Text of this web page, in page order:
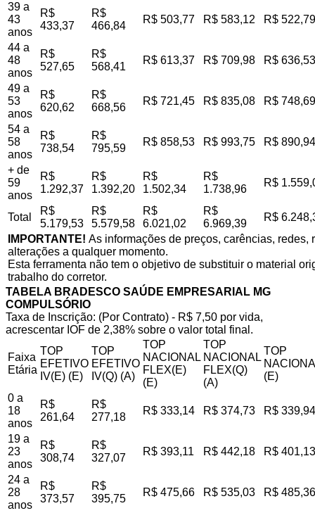
39 a
43
anos
R$
433,37
R$
466,84
R$ 503,77 R$ 583,12 R$ 522,79
44 a
48
anos
R$
527,65
R$
568,41
R$ 613,37 R$ 709,98 R$ 636,53
49 a
53
anos
R$
620,62
R$
668,56
R$ 721,45 R$ 835,08 R$ 748,69
54 a
58
anos
R$
738,54
R$
795,59
R$ 858,53 R$ 993,75 R$ 890,94
+ de
59
anos
R$
1.292,37
R$
1.392,20
R$
1.502,34
R$
1.738,96
R$
Total
R$
5.179,53
R$
5.579,58
R$
6.021,02
R$
6.969,39
R$
IMPORTANTE! As informações de preços, carências,
alterações a qualquer momento.
Esta ferramenta não tem o objetivo de substituir o material
trabalho do corretor.
TABELA BRADESCO SAÚDE EMPRESARIAL MG
COMPULSÓRIO
Taxa de Inscrição: (Por Contrato) - R$ 7,50 por vida,
acrescentar IOF de 2,38% sobre o valor total final.
Faixa
Etária
TOP
EFETIVO
IV(E) (E)
TOP
EFETIVO
IV(Q) (A)
TOP
NACIONAL
FLEX(E)
(E)
TOP
NACIONAL
FLEX(Q)
(A)
TOP
(E)
0 a
18
anos
R$
261,64
R$
277,18
R$ 333,14 R$ 374,73 R$ 339,94
19 a
23
anos
R$
308,74
R$
327,07
R$ 393,11 R$ 442,18 R$ 401,13
24 a
28
anos
R$
373,57
R$
395,75
R$ 475,66 R$ 535,03 R$ 485,36